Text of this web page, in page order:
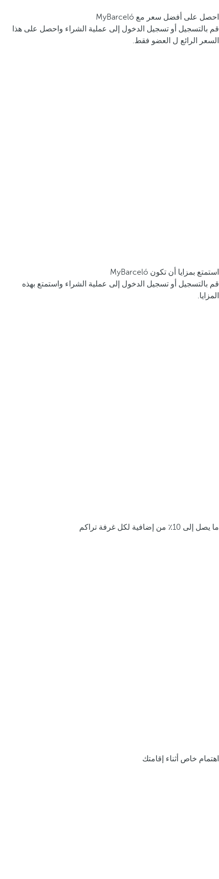
احصل على أفضل سعر مع MyBarceló
قم بالتسجيل أو تسجيل الدخول إلى عملية الشراء واحصل على هذا
السعر الرائع ل العضو فقط.
استمتع بمزايا أن تكون MyBarceló
قم بالتسجيل أو تسجيل الدخول إلى عملية الشراء واستمتع بهذه
المزايا.
ما يصل إلى 10٪ من إضافية لكل غرفة تراكم
اهتمام خاص أثناء إقامتك